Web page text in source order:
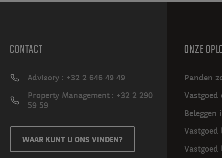
CONTACT
Advisory : +32 2 646 49 49
Property Management : +32 2 290
59 59
WAAR KUNT U ONS VINDEN?
ONZE
Panden
Vastgoed
Beleggen
Vastgoed